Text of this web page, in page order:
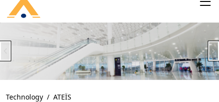
Previous
Technology ATEÏS